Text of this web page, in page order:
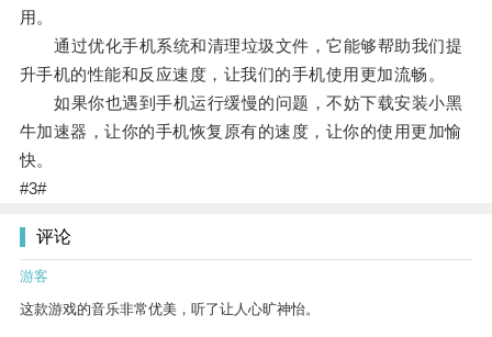
用。
通过优化手机系统和清理垃圾文件，它能够帮助我们提
升手机的性能和反应速度，让我们的手机使用更加流畅。
如果你也遇到手机运行缓慢的问题，不妨下载安装小黑
牛加速器，让你的手机恢复原有的速度，让你的使用更加愉
快。
#3#
评论
游客
这款游戏的音乐非常优美，听了让人心旷神怡。